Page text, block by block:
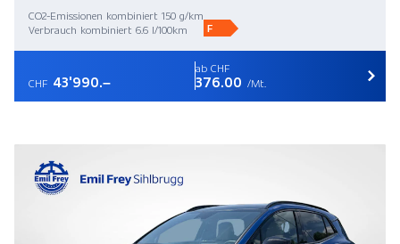
CO2-Emissionen kombiniert 150 g/km
Verbrauch kombiniert 6.6 l/100km
F
CHF 43'990.–
ab CHF
376.00 /Mt.